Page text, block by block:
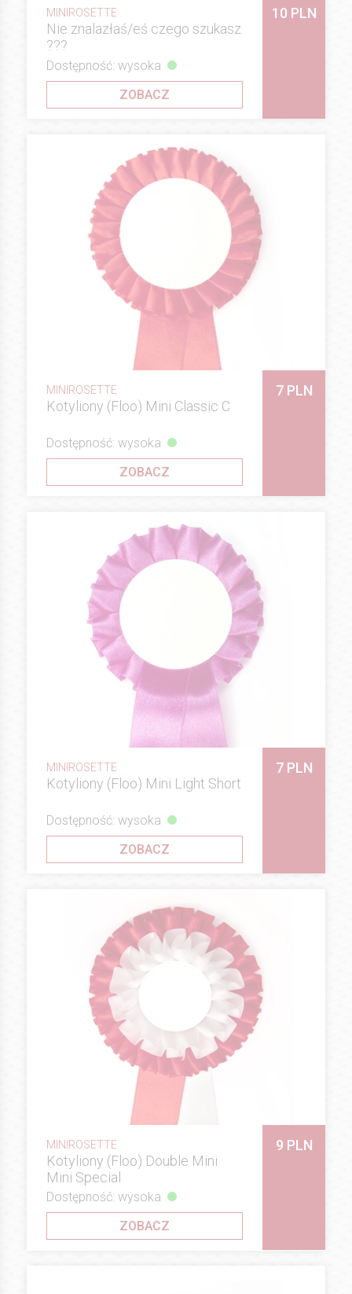
MINIROSETTE
Nie znalazłaś/eś czego szukasz
???
10 PLN
Dostępność: wysoka
ZOBACZ
MINIROSETTE
Kotyliony (Floo) Mini Classic C
7 PLN
Dostępność: wysoka
ZOBACZ
MINIROSETTE
Kotyliony (Floo) Mini Light Short
7 PLN
Dostępność: wysoka
ZOBACZ
MINIROSETTE
Kotyliony (Floo) Double Mini
Mini Special
9 PLN
Dostępność: wysoka
ZOBACZ